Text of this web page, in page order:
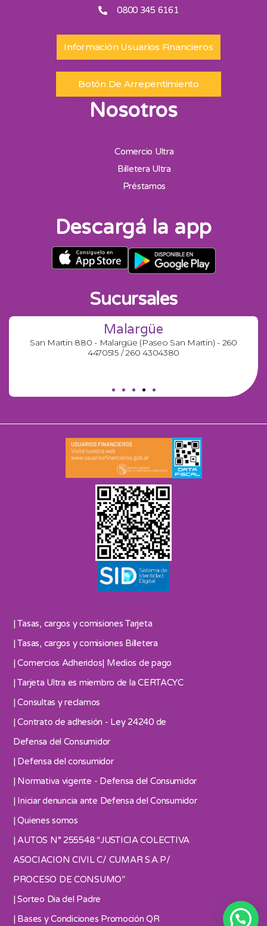
0800 345 6161
Información Usuarios Financieros
Botón De Arrepentimiento
Nosotros
Comercio Ultra
Billetera Ultra
Préstamos
Descargá la app
Sucursales
Malargüe
San Martin 880 - Malargüe (Paseo San Martin) - 260
4470515 / 260 4304380
| Tasas, cargos y comisiones Tarjeta
| Tasas, cargos y comisiones Billetera
| Comercios Adheridos| Medios de pago
| Tarjeta Ultra es miembro de la CERTACYC
| Consultas y reclamos
| Contrato de adhesión - Ley 24240 de
Defensa del Consumidor
| Defensa del consumidor
| Normativa vigente - Defensa del Consumidor
| Iniciar denuncia ante Defensa del Consumidor
| Quienes somos
| AUTOS N° 255548 “JUSTICIA COLECTIVA
ASOCIACION CIVIL C/ CUMAR S.A.P/
PROCESO DE CONSUMO”
| Sorteo Dia del Padre
| Bases y Condiciones Promoción QR